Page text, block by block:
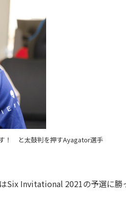
！ と太鼓判を押すAyagator選手
Six Invitational 2021の予選に勝